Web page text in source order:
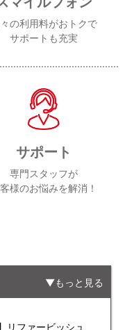
の利用料がおトクで
サポートも充実
サポート
専門スタッフが
様のお悩みを解消！
もっと見る
リファービッシュ